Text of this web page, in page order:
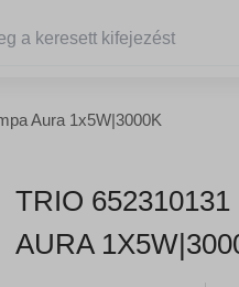
Aura 1x5W|3000K
TRIO
AURA